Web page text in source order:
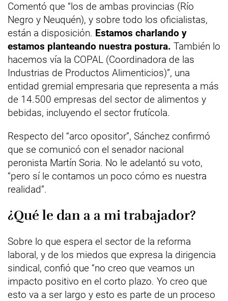
Comentó que “los de ambas provincias (Río
Negro y Neuquén), y sobre todo los oficialistas,
están a disposición. Estamos charlando y
estamos planteando nuestra postura. También lo
hacemos vía la COPAL (Coordinadora de las
Industrias de Productos Alimenticios)”, una
entidad gremial empresaria que representa a más
de 14.500 empresas del sector de alimentos y
bebidas, incluyendo el sector frutícola.
Respecto del “arco opositor”, Sánchez confirmó
que se comunicó con el senador nacional
peronista Martín Soria. No le adelantó su voto,
“pero sí le contamos un poco cómo es nuestra
realidad”.
¿Qué le dan a a mi trabajador?
Sobre lo que espera el sector de la reforma
laboral, y de los miedos que expresa la dirigencia
sindical, confió que “no creo que veamos un
impacto positivo en el corto plazo. Yo creo que
esto va a ser largo y esto es parte de un proceso